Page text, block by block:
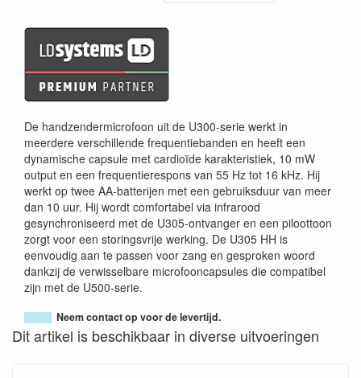
De handzendermicrofoon uit de U300-serie werkt in
meerdere verschillende frequentiebanden en heeft een
dynamische capsule met cardioïde karakteristiek, 10 mW
output en een frequentierespons van 55 Hz tot 16 kHz. Hij
werkt op twee AA-batterijen met een gebruiksduur van meer
dan 10 uur. Hij wordt comfortabel via infrarood
gesynchroniseerd met de U305-ontvanger en een piloottoon
zorgt voor een storingsvrije werking. De U305 HH is
eenvoudig aan te passen voor zang en gesproken woord
dankzij de verwisselbare microfooncapsules die compatibel
zijn met de U500-serie.
Neem contact op voor de levertijd.
Dit artikel is beschikbaar in diverse uitvoeringen